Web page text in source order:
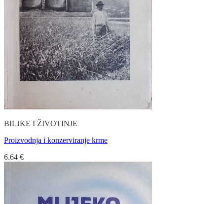
BILJKE I ŽIVOTINJE
Proizvodnja i konzerviranje krme
6.64 €